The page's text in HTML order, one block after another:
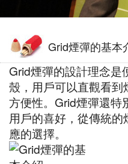
Grid煙彈的基本
Grid煙彈的設計理念是
殼，用戶可以直觀看
方便性。Grid煙彈還特
用戶的喜好，從傳統
應的選擇。